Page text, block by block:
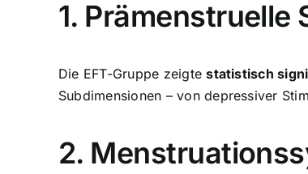
1.
Die EFT-Gruppe zeigtestatistisch
Subdimensionen – von depressiver
2.